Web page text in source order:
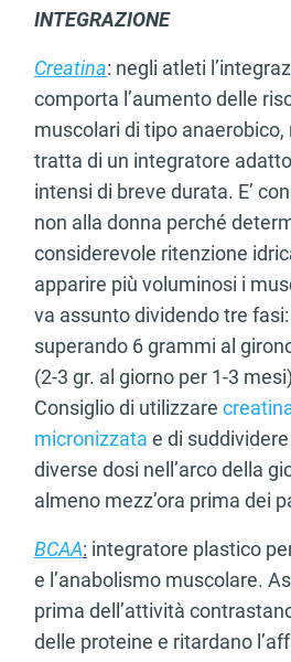
INTEGRAZIONE
Creatina: negli atleti
comporta l’aumento delle
muscolari di tipo anaerobico,
tratta di un integratore
intensi di breve durata. E’
non alla donna perché
considerevole ritenzione
apparire più voluminosi i
va assunto dividendo tre
superando 6 grammi al
(2-3 gr. al giorno per 1-3
Consiglio di utilizzare
micronizzata e di
diverse dosi nell’arco della
almeno mezz’ora prima dei
BCAA: integratore plastico
e l’anabolismo muscolare.
prima dell’attività
delle proteine e ritardano